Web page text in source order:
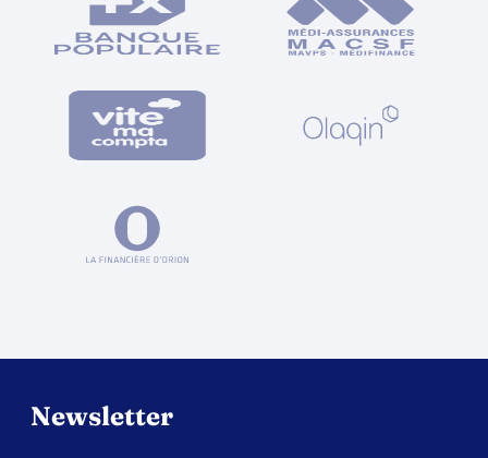
Newsletter